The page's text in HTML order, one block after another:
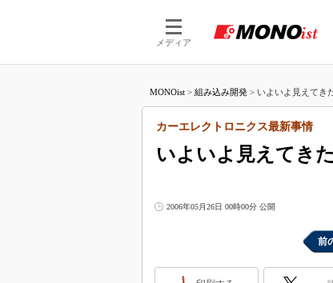
メディア
つながる
つながる
MONOist > 組み込み開発 > いよいよ見えてき
いよいよ見えてき
カーエレクトロニクス最新事情
2006年05月26日 00時00分 公開
前